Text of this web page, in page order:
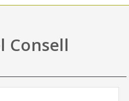
Utilitats
Ajuda
Consell